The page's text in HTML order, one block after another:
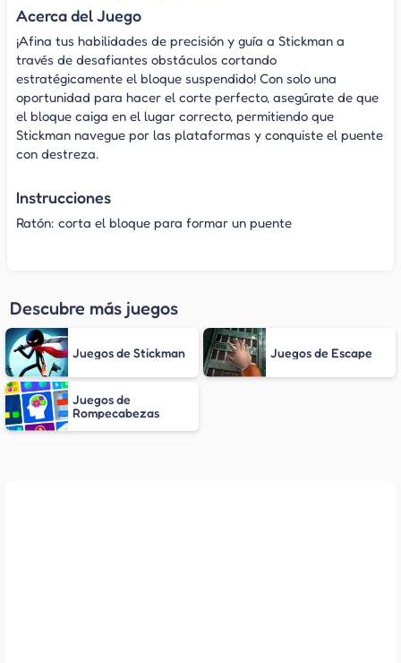
Acerca del Juego
¡Afina tus habilidades de precisión y guía a Stickman a
través de desafiantes obstáculos cortando
estratégicamente el bloque suspendido! Con solo una
oportunidad para hacer el corte perfecto, asegúrate de que
el bloque caiga en el lugar correcto, permitiendo que
Stickman navegue por las plataformas y conquiste el puente
con destreza.
Instrucciones
Ratón: corta el bloque para formar un puente
Descubre más juegos
Juegos de Stickman Juegos de Escape
Juegos de
Rompecabezas